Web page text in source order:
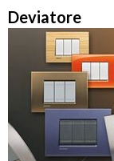
Deviatore